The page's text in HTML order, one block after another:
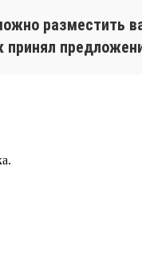
разместить